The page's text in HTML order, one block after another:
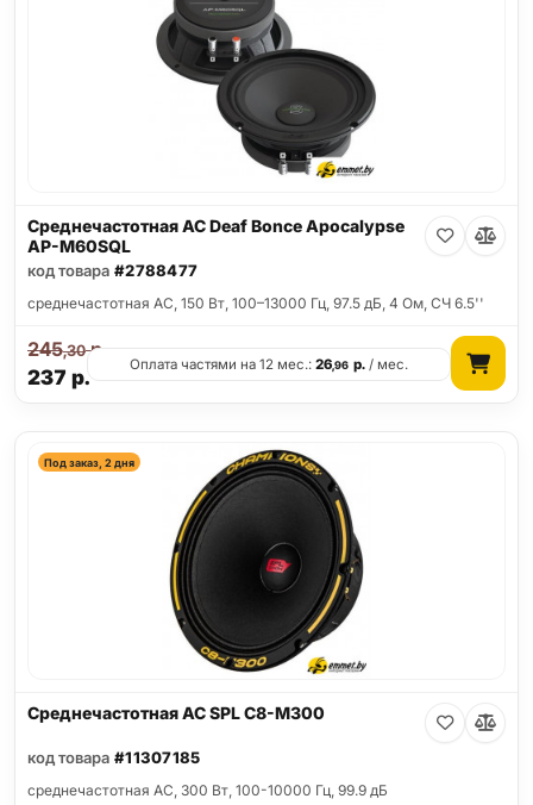
Среднечастотная АС Deaf Bonce Apocalypse
AP-M60SQL
код товара #2788477
среднечастотная АС, 150 Вт, 100–13000 Гц, 97.5 дБ, 4 Ом, СЧ 6.5''
237 р.
245,30р.
Оплата частями на 12 мес.:26,96 р./ мес.
Под заказ, 2 дня
Среднечастотная АС SPL C8-M300
код товара #11307185
среднечастотная АС, 300 Вт, 100-10000 Гц, 99.9 дБ